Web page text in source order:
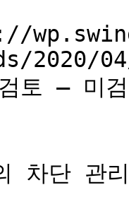
04/
토 – 미검
차단 관